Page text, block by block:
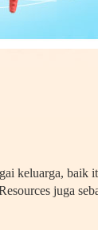
keluarga, baik
juga